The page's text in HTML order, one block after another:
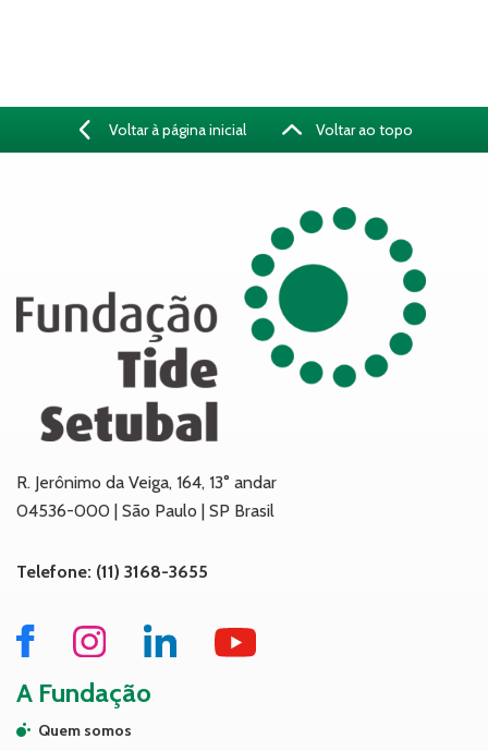
Voltar à página inicial Voltar ao topo
R. Jerônimo da Veiga, 164, 13° andar
04536-000 | São Paulo | SP Brasil
Telefone: (11) 3168-3655
A Fundação
Quem somos